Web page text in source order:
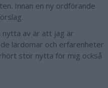
Innan en ny ordförande
nytta av är att jag är
lärdomar och erfarenheter
stor nytta för mig också